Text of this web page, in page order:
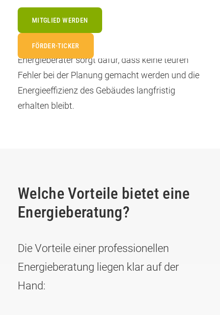
MITGLIED WERDEN
FÖRDER-TICKER
erneuerbaren Energien.
Ob bei einer Sanierung oder im Neubau, der
Energieberater sorgt dafür, dass keine teuren
Fehler bei der Planung gemacht werden und die
Energieeffizienz des Gebäudes langfristig
erhalten bleibt.
Welche Vorteile bietet eine
Energieberatung?
Die Vorteile einer professionellen
Energieberatung liegen klar auf der
Hand: